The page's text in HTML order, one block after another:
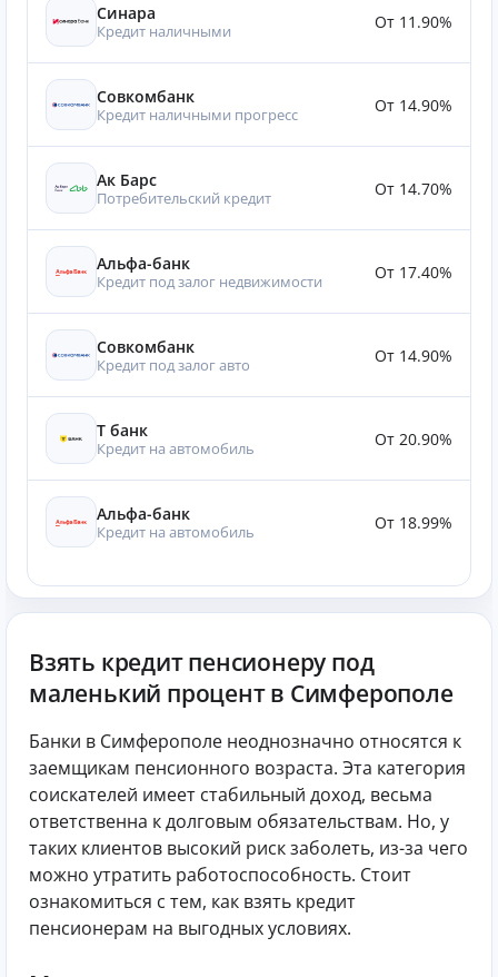
Синара
Кредит наличными От 11.90%
Совкомбанк
Кредит наличными прогресс От 14.90%
Ак Барс
Потребительский кредит От 14.70%
Альфа-банк
Кредит под залог недвижимости От 17.40%
Совкомбанк
Кредит под залог авто От 14.90%
Т банк
Кредит на автомобиль От 20.90%
Альфа-банк
Кредит на автомобиль От 18.99%
Взять кредит пенсионеру под
маленький процент в Симферополе
Банки в Симферополе неоднозначно относятся к
заемщикам пенсионного возраста. Эта категория
соискателей имеет стабильный доход, весьма
ответственна к долговым обязательствам. Но, у
таких клиентов высокий риск заболеть, из-за чего
можно утратить работоспособность. Стоит
ознакомиться с тем, как взять кредит
пенсионерам на выгодных условиях.